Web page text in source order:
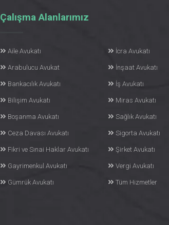
Çalışma Alanlarımız
Aile Avukatı
Arabulucu Avukat
Bankacılık Avukatı
Bilişim Avukatı
Boşanma Avukatı
Ceza Davası Avukatı
Fikri ve Sınai Haklar Avukatı
Gayrimenkul Avukatı
Gümrük Avukatı
İcra Avukatı
İnşaat Avukatı
İş Avukatı
Miras Avukatı
Sağlık Avukatı
Sigorta Avukatı
Şirket Avukatı
Vergi Avukatı
Tüm Hizmetler